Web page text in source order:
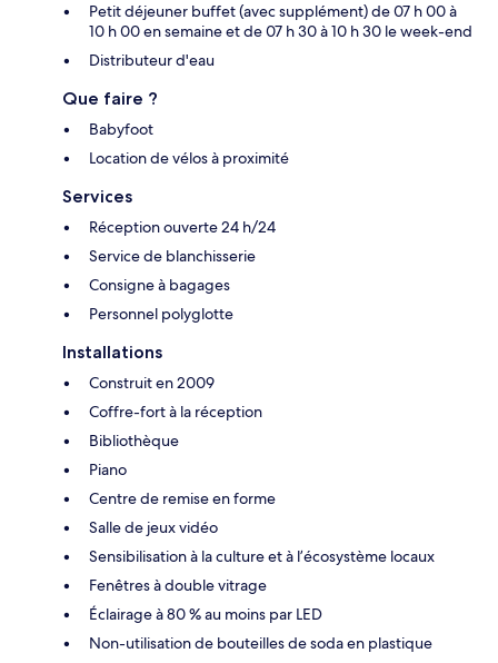
Petit déjeuner buffet (avec supplément) de 07 h 00 à
10 h 00 en semaine et de 07 h 30 à 10 h 30 le week-end
Distributeur d'eau
Que faire ?
Babyfoot
Location de vélos à proximité
Services
Réception ouverte 24 h/24
Service de blanchisserie
Consigne à bagages
Personnel polyglotte
Installations
Construit en 2009
Coffre-fort à la réception
Bibliothèque
Piano
Centre de remise en forme
Salle de jeux vidéo
Sensibilisation à la culture et à l’écosystème locaux
Fenêtres à double vitrage
Éclairage à 80 % au moins par LED
Non-utilisation de bouteilles de soda en plastique